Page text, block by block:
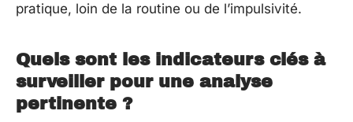
pratique, loin de la routine ou de l’impulsivité.
Quels sont les indicateurs clés à
surveiller pour une analyse
pertinente ?